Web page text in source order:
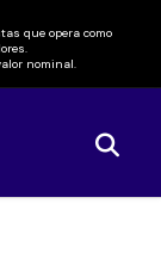
que opera como
nominal.